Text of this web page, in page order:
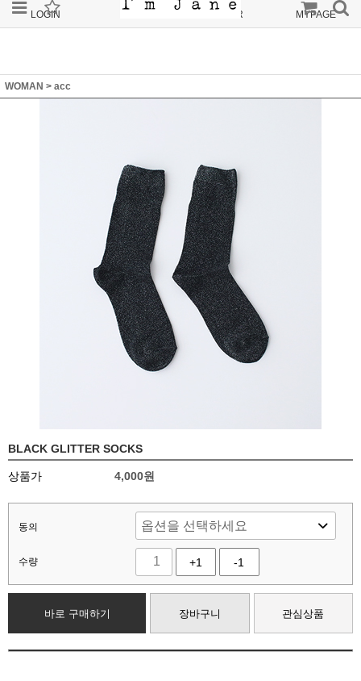
LOGIN ORDER MYPAGE
WOMAN > acc
BLACK GLITTER SOCKS
상품가 4,000원
동의
수량 +1 -1
바로 구매하기 장바구니 관심상품